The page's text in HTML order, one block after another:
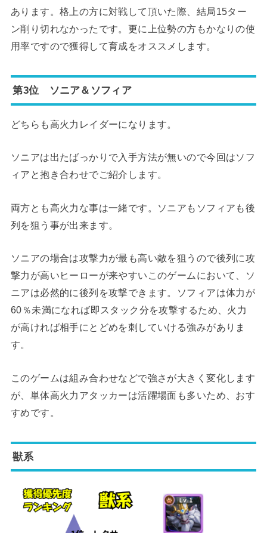
あります。格上の方に対戦して頂いた際、結局15ター
ン削り切れなかったです。更に上位勢の方もかなりの使
用率ですので獲得して育成をオススメします。
第3位 ソニア＆ソフィア
どちらも高火力レイダーになります。
ソニアは出たばっかりで入手方法が無いので今回はソフ
ィアと抱き合わせでご紹介します。
両方とも高火力な事は一緒です。ソニアもソフィアも後
列を狙う事が出来ます。
ソニアの場合は攻撃力が最も高い敵を狙うので後列に攻
撃力が高いヒーローが来やすいこのゲームにおいて、ソ
ニアは必然的に後列を攻撃できます。ソフィアは体力が
60％未満になれば即スタック分を攻撃するため、火力
が高ければ相手にとどめを刺していける強みがありま
す。
このゲームは組み合わせなどで強さが大きく変化します
が、単体高火力アタッカーは活躍場面も多いため、おす
すめです。
獣系